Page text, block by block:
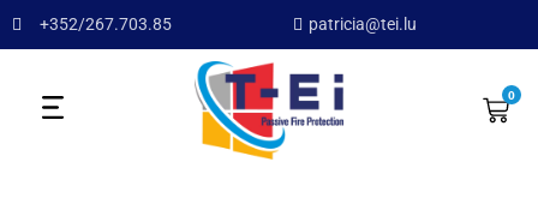
+352/267.703.85 patricia@tei.lu
0